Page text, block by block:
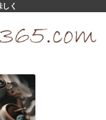
く